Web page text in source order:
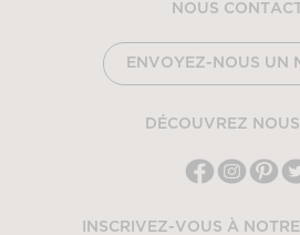
NOUS
ENVOYEZ-NOUS UN
DÉCOUVREZ
INSCRIVEZ-VOUS À